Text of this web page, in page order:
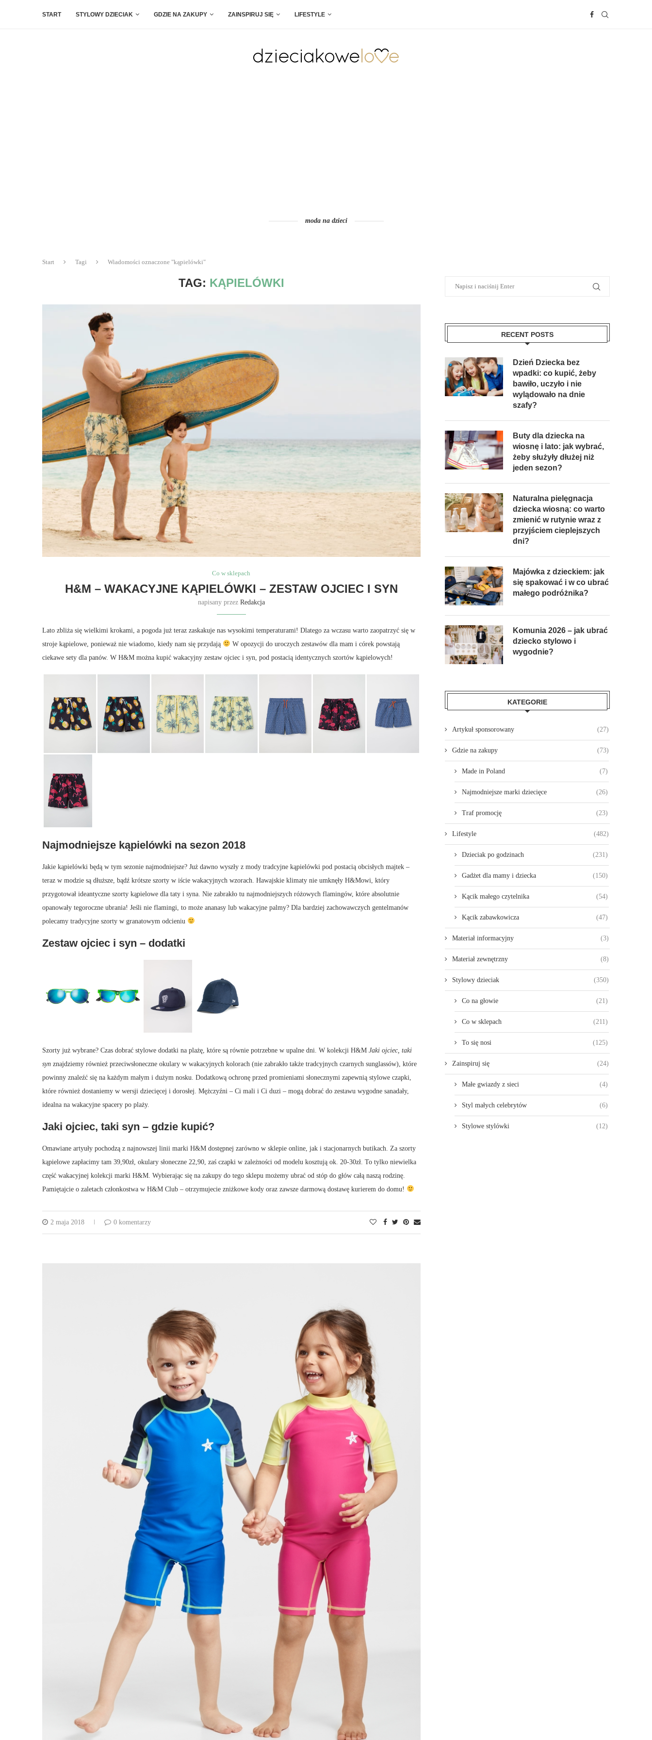
START STYLOWY DZIECIAK GDZIE NA ZAKUPY ZAINSPIRUJ SIĘ LIFESTYLE
moda na dzieci
Start Tagi Wiadomości oznaczone "kąpielówki"
TAG: KĄPIELÓWKI
Co w sklepach
H&M – WAKACYJNE KĄPIELÓWKI – ZESTAW OJCIEC I SYN
napisany przez Redakcja
Lato zbliża się wielkimi krokami, a pogoda już teraz zaskakuje nas wysokimi temperaturami! Dlatego za wczasu warto zaopatrzyć się w
stroje kąpielowe, ponieważ nie wiadomo, kiedy nam się przydają
W opozycji do uroczych zestawów dla mam i córek powstają
ciekawe sety dla panów. W H&M można kupić wakacyjny zestaw ojciec i syn, pod postacią identycznych szortów kąpielowych!
Najmodniejsze kąpielówki na sezon 2018
Jakie kąpielówki będą w tym sezonie najmodniejsze? Już dawno wyszły z mody tradcyjne kąpielówki pod postacią obcisłych majtek –
teraz w modzie są dłuższe, bądź krótsze szorty w iście wakacyjnych wzorach. Hawajskie klimaty nie umknęły H&Mowi, który
przygotował ideantyczne szorty kąpielowe dla taty i syna. Nie zabrakło tu najmodniejszych różowych flamingów, które absolutnie
opanowały tegoroczne ubrania! Jeśli nie flamingi, to może ananasy lub wakacyjne palmy? Dla bardziej zachowawczych gentelmanów
polecamy tradycyjne szorty w granatowym odcieniu
Zestaw ojciec i syn – dodatki
Szorty już wybrane? Czas dobrać stylowe dodatki na plażę, które są równie potrzebne w upalne dni. W kolekcji H&M Jaki ojciec, taki
syn znajdziemy również przeciwsłoneczne okulary w wakacyjnych kolorach (nie zabrakło także tradcyjnych czarnych sunglassów), które
powinny znaleźć się na każdym małym i dużym nosku. Dodatkową ochronę przed promieniami słonecznymi zapewnią stylowe czapki,
które również dostaniemy w wersji dziecięcej i dorosłej. Mężczyźni – Ci mali i Ci duzi – mogą dobrać do zestawu wygodne sanadały,
idealna na wakacyjne spacery po plaży.
Jaki ojciec, taki syn – gdzie kupić?
Omawiane artyuły pochodzą z najnowszej linii marki H&M dostępnej zarówno w sklepie online, jak i stacjonarnych butikach. Za szorty
kąpielowe zapłacimy tam 39,90zł, okulary słoneczne 22,90, zaś czapki w zależności od modelu kosztują ok. 20-30zł. To tylko niewielka
część wakacyjnej kolekcji marki H&M. Wybierając się na zakupy do tego sklepu możemy ubrać od stóp do głów całą naszą rodzinę.
Pamiętajcie o zaletach członkostwa w H&M Club – otrzymujecie zniżkowe kody oraz zawsze darmową dostawę kurierem do domu!
2 maja 2018 0 komentarzy
RECENT POSTS
Dzień Dziecka bez
wpadki: co kupić, żeby
bawiło, uczyło i nie
wylądowało na dnie
szafy?
Buty dla dziecka na
wiosnę i lato: jak wybrać,
żeby służyły dłużej niż
jeden sezon?
Naturalna pielęgnacja
dziecka wiosną: co warto
zmienić w rutynie wraz z
przyjściem cieplejszych
dni?
Majówka z dzieckiem: jak
się spakować i w co ubrać
małego podróżnika?
Komunia 2026 – jak ubrać
dziecko stylowo i
wygodnie?
KATEGORIE
Artykuł sponsorowany (27)
Gdzie na zakupy (73)
Made in Poland (7)
Najmodniejsze marki dziecięce (26)
Traf promocję (23)
Lifestyle (482)
Dzieciak po godzinach (231)
Gadżet dla mamy i dziecka (150)
Kącik małego czytelnika (54)
Kącik zabawkowicza (47)
Materiał informacyjny (3)
Materiał zewnętrzny (8)
Stylowy dzieciak (350)
Co na głowie (21)
Co w sklepach (211)
To się nosi (125)
Zainspiruj się (24)
Małe gwiazdy z sieci (4)
Styl małych celebrytów (6)
Stylowe stylówki (12)